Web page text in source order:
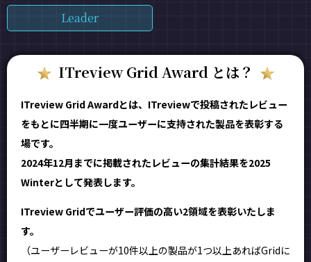
Leader
ITreview Grid Award とは？
ITreview Grid Awardとは、ITreviewで投稿されたレビュー
をもとに四半期に一度ユーザーに支持された製品を表彰する
場です。
2024年12月までに掲載されたレビューの集計結果を2025
Winterとして発表します。
ITreview Gridでユーザー評価の高い2領域を表彰いたしま
す。
（ユーザーレビューが10件以上の製品が1つ以上あればGridに